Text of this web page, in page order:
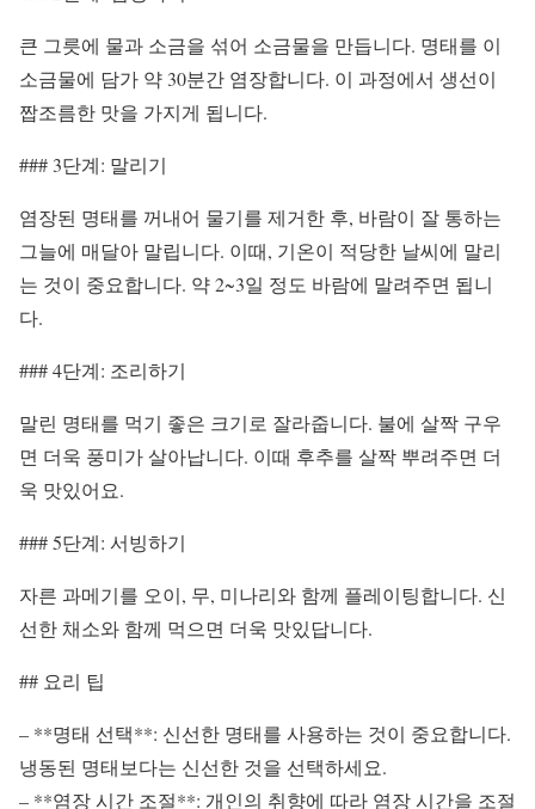
큰 그릇에 물과 소금을 섞어 소금물을 만듭니다. 명태를 이
소금물에 담가 약 30분간 염장합니다. 이 과정에서 생선이
짭조름한 맛을 가지게 됩니다.
### 3단계: 말리기
염장된 명태를 꺼내어 물기를 제거한 후, 바람이 잘 통하는
그늘에 매달아 말립니다. 이때, 기온이 적당한 날씨에 말리
는 것이 중요합니다. 약 2~3일 정도 바람에 말려주면 됩니
다.
### 4단계: 조리하기
말린 명태를 먹기 좋은 크기로 잘라줍니다. 불에 살짝 구우
면 더욱 풍미가 살아납니다. 이때 후추를 살짝 뿌려주면 더
욱 맛있어요.
### 5단계: 서빙하기
자른 과메기를 오이, 무, 미나리와 함께 플레이팅합니다. 신
선한 채소와 함께 먹으면 더욱 맛있답니다.
## 요리 팁
– **명태 선택**: 신선한 명태를 사용하는 것이 중요합니다.
냉동된 명태보다는 신선한 것을 선택하세요.
– **염장 시간 조절**: 개인의 취향에 따라 염장 시간을 조절